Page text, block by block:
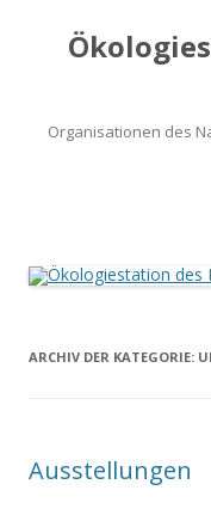
Organisationen des
ARCHIV DER KATEGORIE:
Ausstellungen